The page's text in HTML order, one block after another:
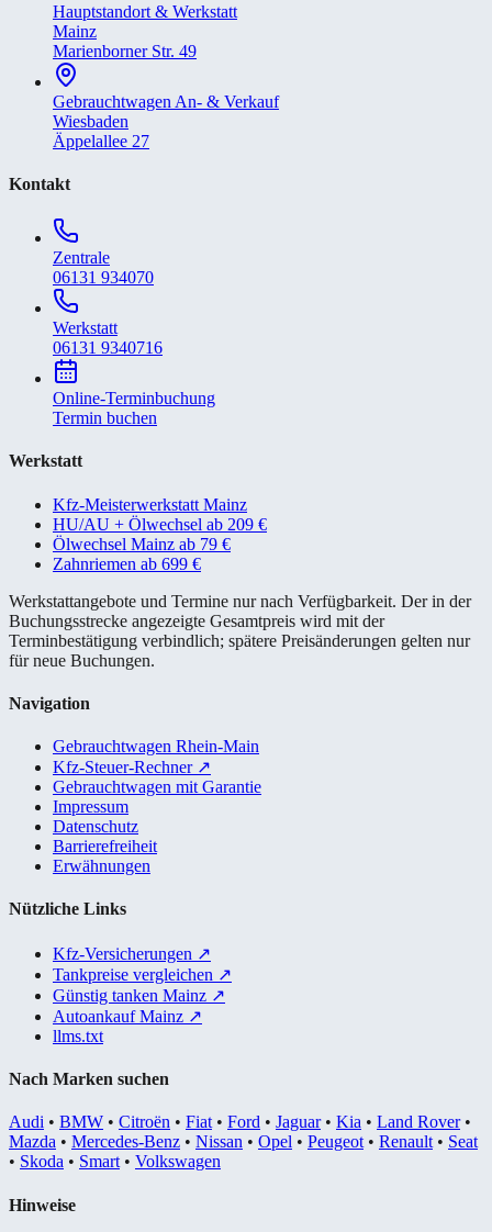
Hauptstandort & Werkstatt
Mainz
Marienborner Str. 49
Gebrauchtwagen An- & Verkauf
Wiesbaden
Äppelallee 27
Kontakt
Zentrale
06131 934070
Werkstatt
06131 9340716
Online-Terminbuchung
Termin buchen
Werkstatt
Kfz-Meisterwerkstatt Mainz
HU/AU + Ölwechsel ab 209 €
Ölwechsel Mainz ab 79 €
Zahnriemen ab 699 €
Werkstattangebote und Termine nur nach Verfügbarkeit. Der in der
Buchungsstrecke angezeigte Gesamtpreis wird mit der
Terminbestätigung verbindlich; spätere Preisänderungen gelten nur
für neue Buchungen.
Navigation
Gebrauchtwagen Rhein-Main
Kfz-Steuer-Rechner ↗
Gebrauchtwagen mit Garantie
Impressum
Datenschutz
Barrierefreiheit
Erwähnungen
Nützliche Links
Kfz-Versicherungen ↗
Tankpreise vergleichen ↗
Günstig tanken Mainz ↗
Autoankauf Mainz ↗
llms.txt
Nach Marken suchen
Audi • BMW • Citroën • Fiat • Ford • Jaguar• Kia • Land Rover•
Mazda • Mercedes-Benz • Nissan • Opel • Peugeot • Renault • Seat
• Skoda • Smart • Volkswagen
Hinweise